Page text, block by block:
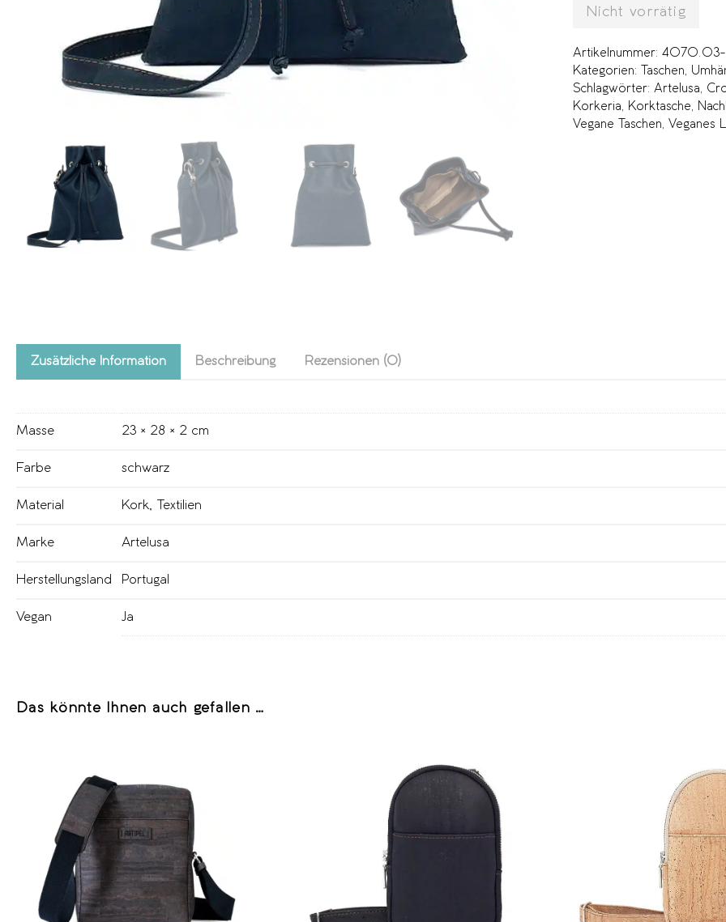
Nicht vorrätig
Artikelnummer: 4070.03-
Kategorien:
Taschen,
Schlagwörter: Artelusa,
Korkeria, Korktasche,
Vegane Taschen, Veganes
Zusätzliche Information Beschreibung Rezensionen (0)
Masse 23 × 28 × 2 cm
Farbe schwarz
Material Kork, Textilien
Marke Artelusa
Herstellungsland Portugal
Vegan Ja
Das könnte Ihnen auch gefallen …